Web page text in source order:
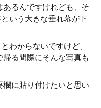
るんですけれども、そ
いう大きな垂れ幕が下
わからないですけど、
る間際にそんな写真も
欄に貼り付けたいと思い